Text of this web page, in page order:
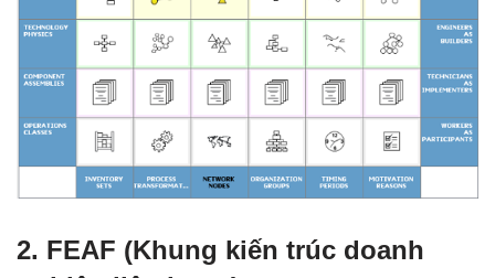
2. FEAF (Khung kiến trúc doanh